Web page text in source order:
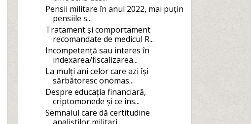
Pensii militare în anul 2022, mai puțin
pensiile s...
Tratament și comportament
recomandate de medicul R...
Incompetență sau interes în
indexarea/fiscalizarea...
La mulți ani celor care azi își
sărbătoresc onomas...
Despre educația financiară,
criptomonede și ce îns...
Semnalul care dă certitudine